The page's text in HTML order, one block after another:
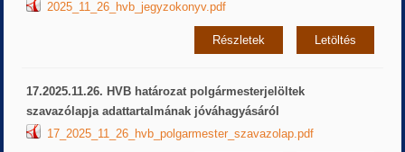
2025_11_26_hvb_jegyzokonyv.pdf
Letöltés
Részletek
17.2025.11.26. HVB határozat polgármesterjelöltek
szavazólapja adattartalmának jóváhagyásáról
17_2025_11_26_hvb_polgarmester_szavazolap.pdf